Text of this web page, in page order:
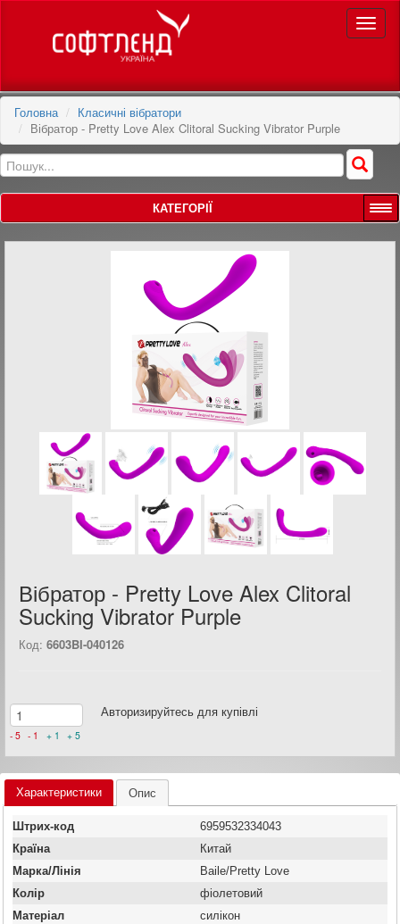
Toggle
Головна
Класичні вібратори
Вібратор - Pretty Love Alex Clitoral Sucking Vibrator Purple
КАТЕГОРІЇ
Вібратор - Pretty Love Alex Clitoral
Sucking Vibrator Purple
Код: 6603BI-040126
- 5 - 1 + 5
+ 1
Авторизируйтесь для купівлі
Характеристики Опис
Штрих-код
6959532334043
Країна
Китай
Марка/Лінія
Baile/Pretty Love
Колір
фіолетовий
Матеріал
силікон